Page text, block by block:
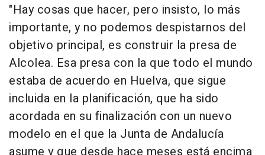
"Hay cosas que hacer, pero insisto, lo más
importante, y no podemos despistarnos del
objetivo principal, es construir la presa de
Alcolea. Esa presa con la que todo el mundo
estaba de acuerdo en Huelva, que sigue
incluida en la planificación, que ha sido
acordada en su finalización con un nuevo
modelo en el que la Junta de Andalucía
asume y que desde hace meses está encima